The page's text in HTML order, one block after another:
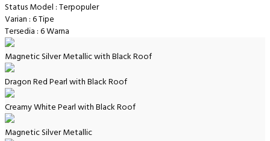
Status Model : Terpopuler
Varian : 6 Tipe
Tersedia : 6 Warna
Magnetic Silver Metallic with Black Roof
Dragon Red Pearl with Black Roof
Creamy White Pearl with Black Roof
Magnetic Silver Metallic